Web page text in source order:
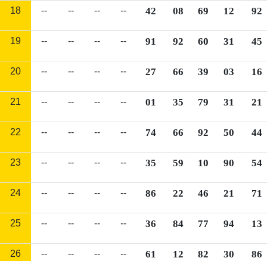
18 -- -- -- -- 42 08 69 12 92
19 -- -- -- -- 91 92 60 31 45
20 -- -- -- -- 27 66 39 03 16
21 -- -- -- -- 01 35 79 31 21
22 -- -- -- -- 74 66 92 50 44
23 -- -- -- -- 35 59 10 90 54
24 -- -- -- -- 86 22 46 21 71
25 -- -- -- -- 36 84 77 94 13
26 -- -- -- -- 61 12 82 30 86